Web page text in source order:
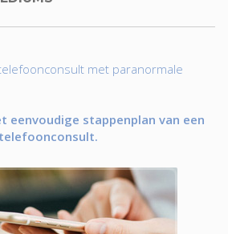
met paranormale
eenvoudige stappenplan van een